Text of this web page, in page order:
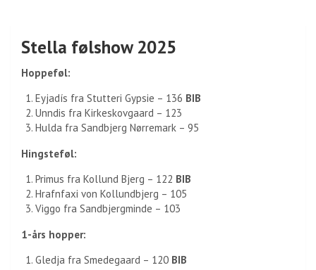
Stella følshow 2025
Hoppeføl:
Eyjadís fra Stutteri Gypsie – 136 BIB
Unndis fra Kirkeskovgaard – 123
Hulda fra Sandbjerg Nørremark – 95
Hingsteføl:
Primus fra Kollund Bjerg – 122 BIB
Hrafnfaxi von Kollundbjerg – 105
Viggo fra Sandbjergminde – 103
1-års hopper:
Gledja fra Smedegaard – 120 BIB